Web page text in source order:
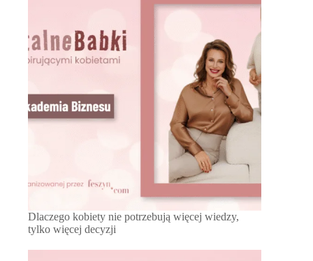
Dlaczego kobiety nie potrzebują więcej wiedzy,
tylko więcej decyzji